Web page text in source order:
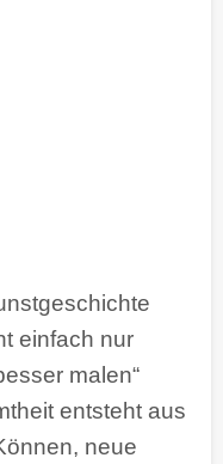
einfach nur
malen“
entsteht aus
neue